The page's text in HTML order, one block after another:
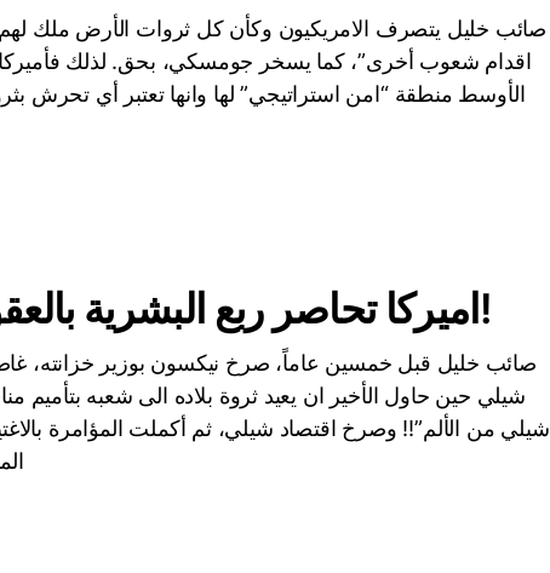
صائب خليل يتصرف الامريكيون وكأن كل ثروات الأرض ملك
اقدام شعوب أخرى”، كما يسخر جومسكي، بحق. لذلك فأميركا
الأوسط منطقة “امن استراتيجي” لها وانها تعتبر أي تحرش
اميركا تحاصر ربع البشرية بالعقوبات.. وتهدد الباقي!
صائب خليل قبل خمسين عاماً، صرخ نيكسون بوزير خزانته،
شيلي حين حاول الأخير ان يعيد ثروة بلاده الى شعبه بتأميم
شيلي من الألم”!! وصرخ اقتصاد شيلي، ثم أكملت المؤامرة